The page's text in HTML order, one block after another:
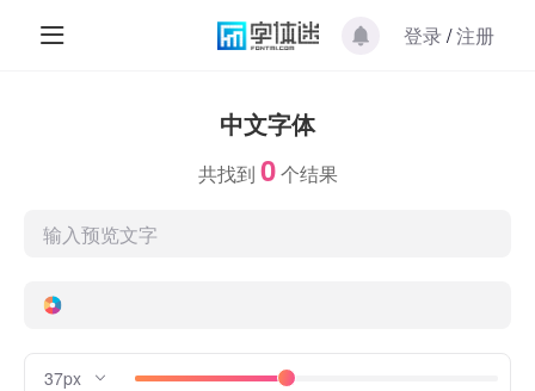
登录 /注册
中文字体
共找到 0个结果
37px